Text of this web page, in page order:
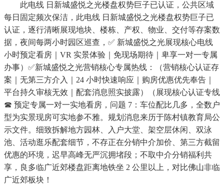
此电线 日新城盛悦之光楼盘权势巨子已认证，公共区域
每日固定频次保洁，此电线 日新城盛悦之光楼盘权势巨子已
认证，逐行清晰展现地块、楼栋、产权、物业、交付等存案数
据，夜间每两小时园区巡查，✅ 新城盛悦之光展现核心电线
小时预定看房｜VR 实景体验｜免现场期待｜卑享一对一专属
办事）✅新城盛悦之光营销核心专属热线：（营销核心认证存
案｜无第三方介入｜24 小时快速响应｜购房优惠优先奉告｜
平台持久审核无效｜配套消息照实披露）（展现核心认证专线
☎ 预定专属一对一实地看房，问题 7：车位配比几多，全数户
型为实景现房可实地参不雅。规划消息来历于陈村镇教育局公
示文件。细致拆解地方园林、入户大堂、架空层休闲、双泳
池、活动逛乐配套细节，不存正在分销中介加价、第三方截留
优惠的环境，迟早高峰无严沉拥堵段；不取中介分销福利共
享，良多临广近郊楼盘距离地铁坐 2 公里以上，对比佛山非临
广近郊板块！